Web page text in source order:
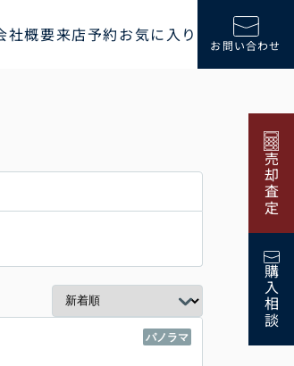
社概要来店予約お気に入り お問い合わせ
売却査定
購入相談
パノラマ